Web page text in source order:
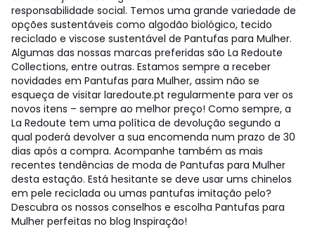
responsabilidade social. Temos uma grande variedade de
opções sustentáveis como algodão biológico, tecido
reciclado e viscose sustentável de Pantufas para Mulher.
Algumas das nossas marcas preferidas são La Redoute
Collections, entre outras. Estamos sempre a receber
novidades em Pantufas para Mulher, assim não se
esqueça de visitar laredoute.pt regularmente para ver os
novos itens – sempre ao melhor preço! Como sempre, a
La Redoute tem uma política de devolução segundo a
qual poderá devolver a sua encomenda num prazo de 30
dias após a compra. Acompanhe também as mais
recentes tendências de moda de Pantufas para Mulher
desta estação. Está hesitante se deve usar ums chinelos
em pele reciclada ou umas pantufas imitação pelo?
Descubra os nossos conselhos e escolha Pantufas para
Mulher perfeitas no blog Inspiração!